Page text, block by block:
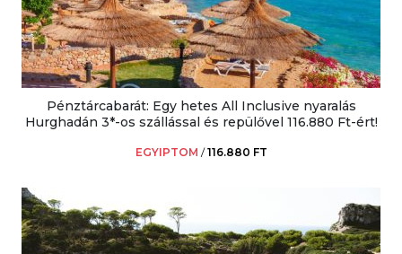
Pénztárcabarát: Egy hetes All Inclusive nyaralás
Hurghadán 3*-os szállással és repülővel 116.880 Ft-ért!
EGYIPTOM /116.880 FT